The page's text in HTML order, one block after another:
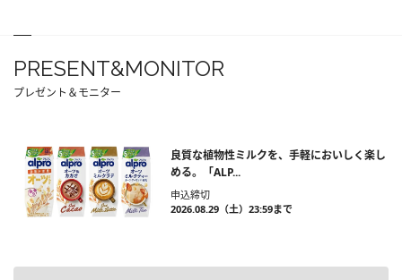
PRESENT&MONITOR
プレゼント＆モニター
良質な植物性ミルクを、手軽においしく楽し
める。「ALP...
申込締切
2026.08.29（土）23:59まで